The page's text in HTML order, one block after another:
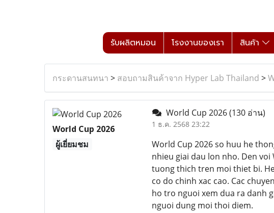
รับผลิตหมอน โรงงานของเรา สินค้า
กระดานสนทนา > สอบถามสินค้าจาก Hyper Lab Thailand >
World Cup 2026
ผู้เยี่ยมชม
World Cup 2026(130 อ่าน)
1 ธ.ค. 2568 23:22
World Cup 2026 so huu he
nhieu giai dau lon nho. Den
tuong thich tren moi thiet bi.
co do chinh xac cao. Cac
ho tro nguoi xem dua ra danh
nguoi dung moi thoi diem.